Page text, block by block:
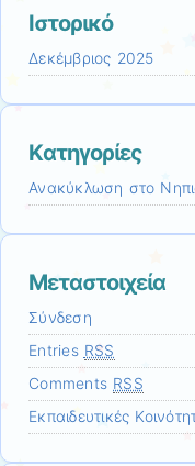
Ιστορικό
Δεκέμβριος 2025
Kατηγορίες
Ανακύκλωση στο
Μεταστοιχεία
Σύνδεση
Entries RSS
Comments RSS
Εκπαιδευτικές